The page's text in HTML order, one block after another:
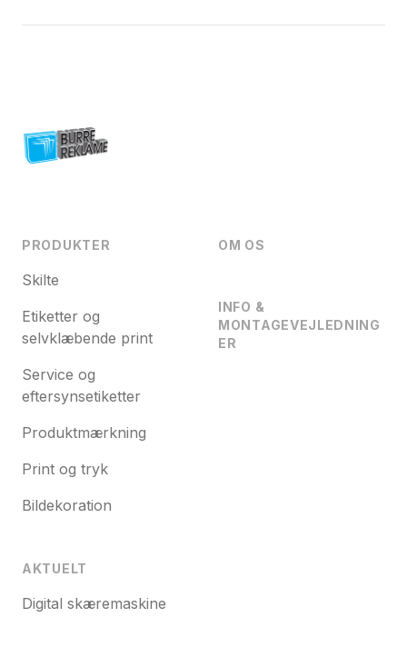
PRODUKTER
Skilte
Etiketter og
selvklæbende print
Service og
eftersynsetiketter
Produktmærkning
Print og tryk
Bildekoration
AKTUELT
Digital skæremaskine
OM OS
INFO &
MONTAGEVEJLEDNING
ER